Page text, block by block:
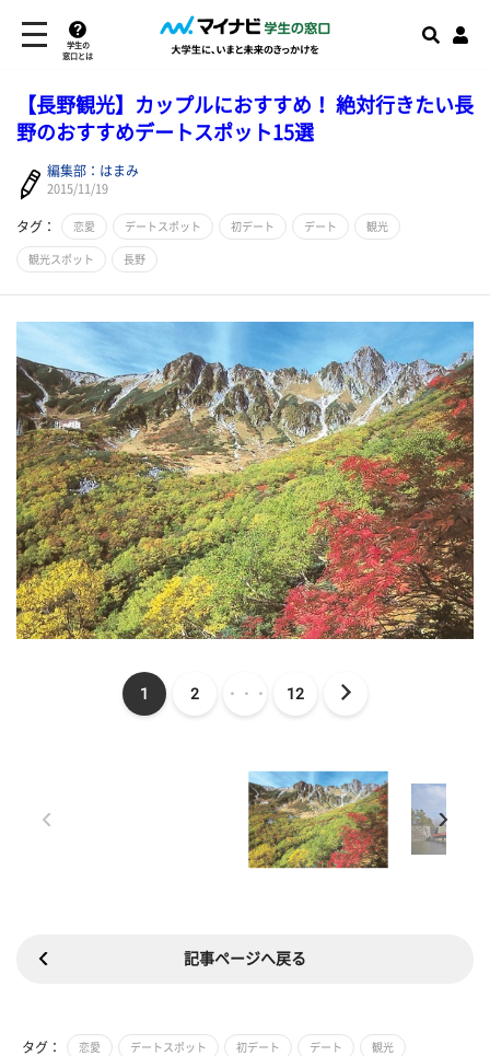
学生の
窓口とは
【長野観光】カップルにおすすめ！ 絶対行きたい長
野のおすすめデートスポット15選
編集部：はまみ
2015/11/19
タグ： 恋愛 デートスポット 初デート デート 観光
観光スポット 長野
1 2 ・・・ 12
記事ページへ戻る
タグ： 恋愛 デートスポット 初デート デート 観光